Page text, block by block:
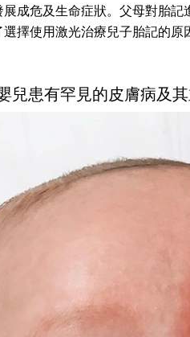
展成危及生命症狀。父母對胎
擇使用激光治療兒子胎記的
兒患有罕見的皮膚病及